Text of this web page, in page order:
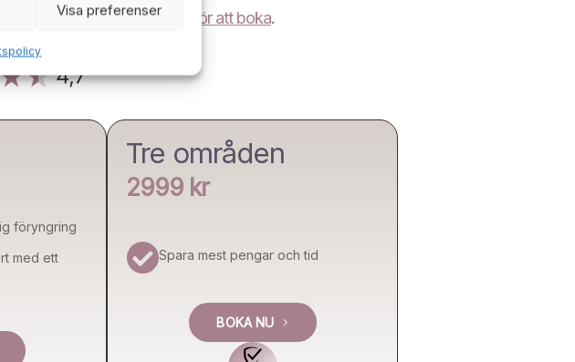
Visa preferenser
(ej listade ovan),klicka här för att boka.
föryngring
med ett
Tre områden
2999 kr
Spara mest pengar och tid
BOKA NU